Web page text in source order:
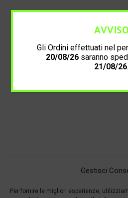
Gestisci
Per fornire le migliori esperienze,
AVVISO
Gli Ordini effettuati nel
20/08/26saranno
21/08/26.